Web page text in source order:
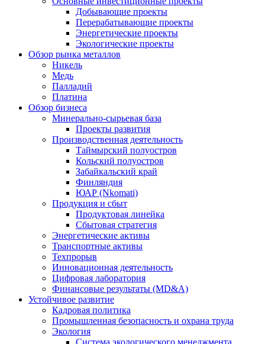
Добывающие проекты
Перерабатывающие проекты
Энергетические проекты
Экологические проекты
Обзор рынка металлов
Никель
Медь
Палладий
Платина
Обзор бизнеса
Минерально-сырьевая база
Проекты развития
Производственная деятельность
Таймырский полуостров
Кольский полуостров
Забайкальский край
Финляндия
ЮАР (Nkomati)
Продукция и сбыт
Продуктовая линейка
Сбытовая стратегия
Энергетические активы
Транспортные активы
Техпрорыв
Инновационная деятельность
Цифровая лаборатория
Финансовые результаты (MD&A)
Устойчивое развитие
Кадровая политика
Промышленная безопасность и охрана труда
Экология
Система экологического менеджмента